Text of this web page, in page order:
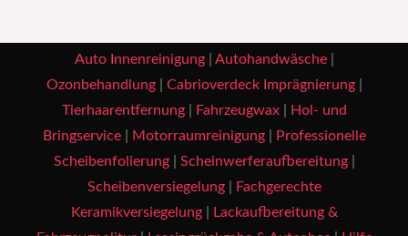
Auto Innenreinigung| Autohandwäsche|
Ozonbehandlung| Cabrioverdeck Imprägnierung|
Tierhaarentfernung| Fahrzeugwax|
Hol- und
Bringservice| Motorraumreinigung|
Professionelle
Scheibenfolierung| Scheinwerferaufbereitung|
Scheibenversiegelung|
Fachgerechte
Keramikversiegelung|
Lackaufbereitung &